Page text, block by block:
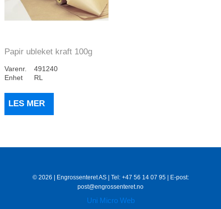
Papir ubleket kraft 100g
Varenr.
491240
Enhet
RL
LES MER
© 2026 | Engrossenteret AS | Tel: +47 56 14 07 95 | E-post:
post@engrossenteret.no
Uni Micro Web